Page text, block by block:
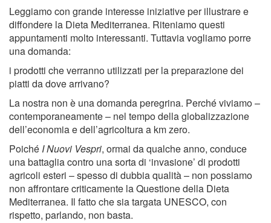
Leggiamo con grande interesse iniziative per illustrare e
diffondere la Dieta Mediterranea. Riteniamo questi
appuntamenti molto interessanti. Tuttavia vogliamo porre
una domanda:
i prodotti che verranno utilizzati per la preparazione dei
piatti da dove arrivano?
La nostra non è una domanda peregrina. Perché viviamo –
contemporaneamente – nel tempo della globalizzazione
dell’economia e dell’agricoltura a km zero.
Poiché I Nuovi Vespri, ormai da qualche anno, conduce
una battaglia contro una sorta di ‘invasione’ di prodotti
agricoli esteri – spesso di dubbia qualità – non possiamo
non affrontare criticamente la Questione della Dieta
Mediterranea. Il fatto che sia targata UNESCO, con
rispetto, parlando, non basta.